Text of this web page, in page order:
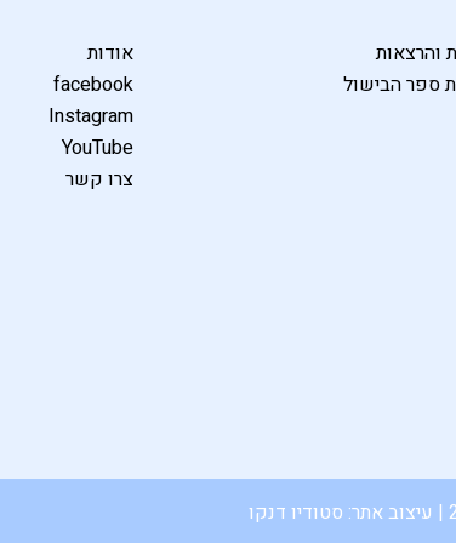
והרצאות
ספר הבישול
אודות
facebook
Instagram
YouTube
צרו קשר
סטודיו דנקו